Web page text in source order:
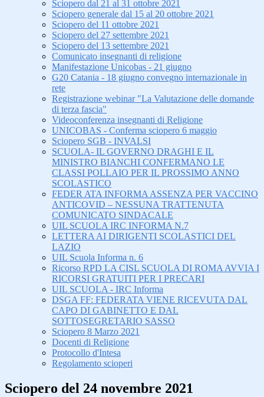
Sciopero dal 21 al 31 ottobre 2021
Sciopero generale dal 15 al 20 ottobre 2021
Sciopero del 11 ottobre 2021
Sciopero del 27 settembre 2021
Sciopero del 13 settembre 2021
Comunicato insegnanti di religione
Manifestazione Unicobas - 21 giugno
G20 Catania - 18 giugno convegno internazionale in
rete
Registrazione webinar "La Valutazione delle domande
di terza fascia"
Videoconferenza insegnanti di Religione
UNICOBAS - Conferma sciopero 6 maggio
Sciopero SGB - INVALSI
SCUOLA- IL GOVERNO DRAGHI E IL
MINISTRO BIANCHI CONFERMANO LE
CLASSI POLLAIO PER IL PROSSIMO ANNO
SCOLASTICO
FEDER ATA INFORMA ASSENZA PER VACCINO
ANTICOVID – NESSUNA TRATTENUTA
COMUNICATO SINDACALE
UIL SCUOLA IRC INFORMA N.7
LETTERA AI DIRIGENTI SCOLASTICI DEL
LAZIO
UIL Scuola Informa n. 6
Ricorso RPD LA CISL SCUOLA DI ROMA AVVIA I
RICORSI GRATUITI PER I PRECARI
UIL SCUOLA - IRC Informa
DSGA FF: FEDERATA VIENE RICEVUTA DAL
CAPO DI GABINETTO E DAL
SOTTOSEGRETARIO SASSO
Sciopero 8 Marzo 2021
Docenti di Religione
Protocollo d'Intesa
Regolamento scioperi
Sciopero del 24 novembre 2021